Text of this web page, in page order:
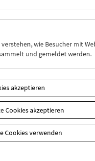
Zehnerblock nutzen.
Die Ausgabe erfolgt
wie Besucher mit
und gemeldet werden.
akzeptieren
Cookies akzeptieren
Cookies verwenden